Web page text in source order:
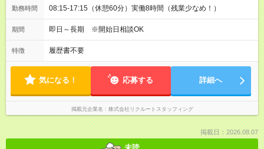
勤務時間 08:15-17:15（休憩60分）実働8時間（残業少なめ！）
期間 即日～長期 ※開始日相談OK
特徴 履歴書不要
気になる！ 応募する 詳細へ
掲載元企業名 株式会社リクルートスタッフィング
掲載日：2026.08.07